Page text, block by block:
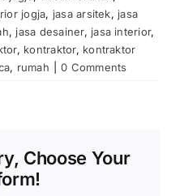
jogja, jasa arsitek, jasa
, jasa desainer, jasa interior,
, kontraktor, kontraktor
, rumah 0 Comments
Choose Your